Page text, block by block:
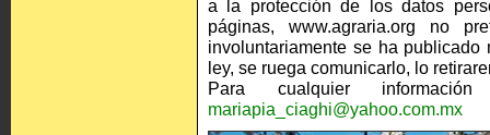
a la protección de los datos
páginas, www.agraria.org no
involuntariamente se ha
ley, se ruega comunicarlo, lo
Para cualquier
mariapia_ciaghi@yahoo.com.mx